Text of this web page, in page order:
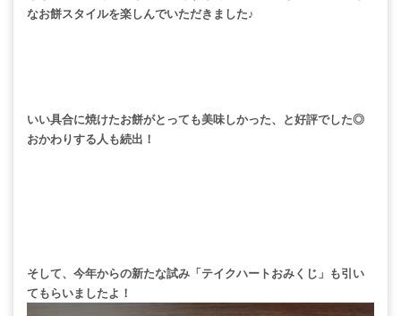
なお餅スタイルを楽しんでいただきました♪
いい具合に焼けたお餅がとっても美味しかった、と好評でした◎
おかわりする人も続出！
そして、今年からの新たな試み「テイクハートおみくじ」も引い
てもらいましたよ！